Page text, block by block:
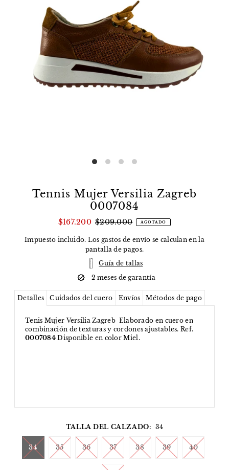
Tennis Mujer Versilia Zagreb
0007084
$167.200 $209.000 AGOTADO
Impuesto incluido. Los gastos de envío se calculan en la
pantalla de pagos.
Guía de tallas
2 meses de garantía
Detalles Cuidados del cuero Envíos Métodos de pago
Tenis Mujer Versilia Zagreb Elaborado en cuero en
combinación de texturas y cordones ajustables. Ref.
0007084Disponible en color Miel.
TALLA DEL CALZADO: 34
34 35 36 37 38 39 40